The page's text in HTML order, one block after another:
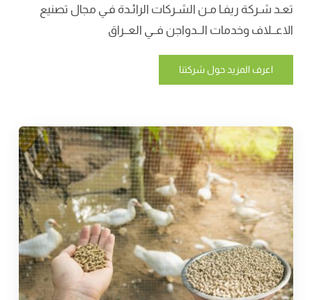
تعـد شـركة ریفـا مـن الشـركات الرائـدة فـي مجال تصنيع
الاعــلاف وخدمات الــدواجن فــي العــراق
اعرف المزيد حول شركتنا